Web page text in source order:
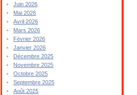
Juin 2026
Mai 2026
Avril 2026
Mars 2026
Février 2026
Janvier 2026
Décembre 2025
Novembre 2025
Octobre 2025
Septembre 2025
Août 2025